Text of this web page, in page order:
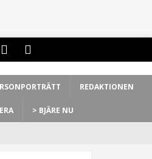
REDAKTIONEN
> BJÄRE NU